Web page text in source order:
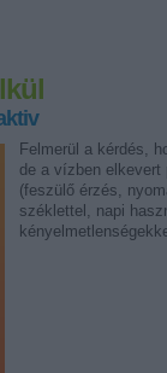
Felmerül a kérdés,
de a vízben elkevert
(feszülő érzés,
széklettel, napi